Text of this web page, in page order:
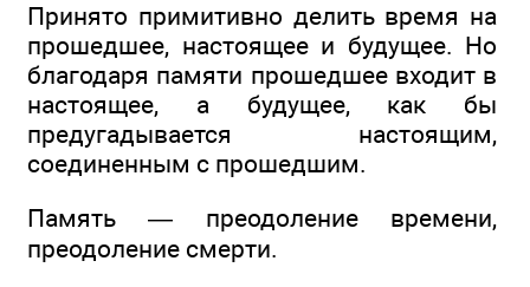
Принято примитивно делить время на
прошедшее, настоящее и будущее. Но
благодаря памяти прошедшее входит в
настоящее, а будущее, как бы
предугадывается настоящим,
соединенным с прошедшим.
Память — преодоление времени,
преодоление смерти.